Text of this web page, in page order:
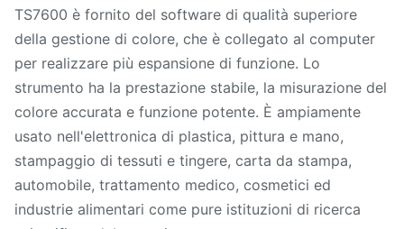
TS7600 è fornito del software di qualità superiore
della gestione di colore, che è collegato al computer
per realizzare più espansione di funzione. Lo
strumento ha la prestazione stabile, la misurazione del
colore accurata e funzione potente. È ampiamente
usato nell'elettronica di plastica, pittura e mano,
stampaggio di tessuti e tingere, carta da stampa,
automobile, trattamento medico, cosmetici ed
industrie alimentari come pure istituzioni di ricerca